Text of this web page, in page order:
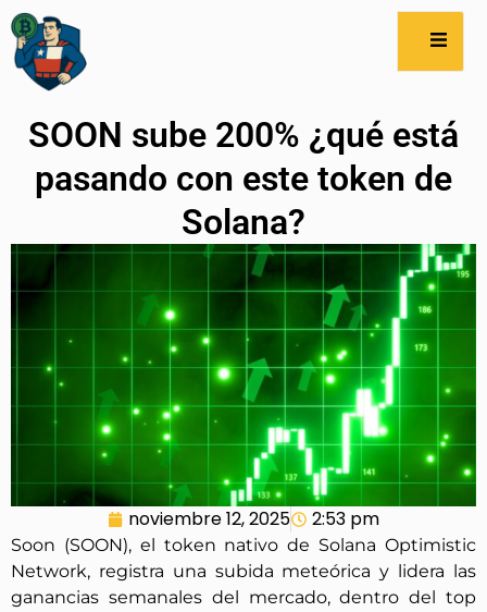
SOON sube 200% ¿qué está
pasando con este token de
Solana?
noviembre 12, 2025 2:53 pm
Soon (SOON), el token nativo de Solana Optimistic
Network, registra una subida meteórica y lidera las
ganancias semanales del mercado, dentro del top